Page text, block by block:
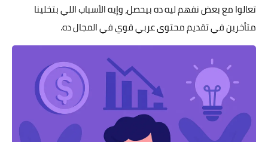
تعالوا مع بعض نفهم ليه ده بيحصل، وإيه الأسباب اللي بتخلينا
متأخرين في تقديم محتوى عربي قوي في المجال ده.